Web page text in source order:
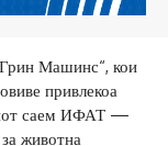
Машинс“, кои
привлекоа
саем ИФАТ —
животна